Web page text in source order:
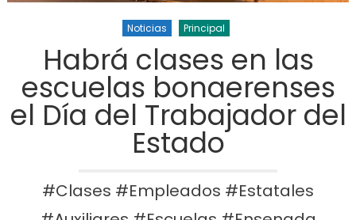
Noticias Principal
Habrá clases en las
escuelas bonaerenses
el Día del Trabajador del
Estado
#Clases #Empleados #Estatales